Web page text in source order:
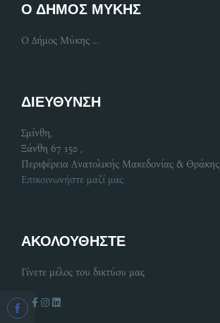
Ο ΔΗΜΟΣ ΜΥΚΗΣ
Ο Δήμος Μύκης ...
ΔΙΕΥΘΥΝΣΗ
Σμίνθη,
Ξάνθη 67 150 ,
Περιφέρεια Ανατολικής Μακεδονίας & Θράκης
Επικοινωνήστε μαζί μας
ΑΚΟΛΟΥΘΗΣΤΕ
Γίνετε μέλος του δικτύου μας